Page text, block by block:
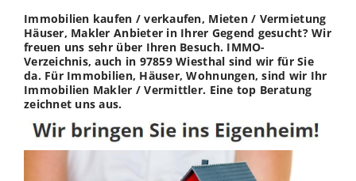
Immobilien kaufen / verkaufen, Mieten / Vermietung
Häuser, Makler Anbieter in Ihrer Gegend gesucht? Wir
freuen uns sehr über Ihren Besuch. IMMO-
Verzeichnis, auch in 97859 Wiesthal sind wir für Sie
da. Für Immobilien, Häuser, Wohnungen, sind wir Ihr
Immobilien Makler / Vermittler. Eine top Beratung
zeichnet uns aus.